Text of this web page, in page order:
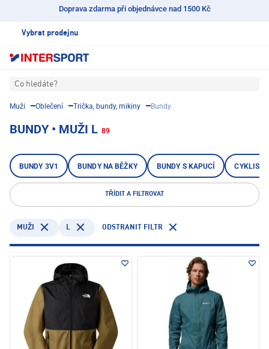
Doprava zdarma při objednávce nad 1500 Kč
Vybrat prodejnu
Co hledáte?
Muži Oblečení Trička, bundy, mikiny Bundy
BUNDY • MUŽI L 89
BUNDY 3V1 BUNDY NA BĚŽKY BUNDY S KAPUCÍ
TŘÍDIT A FILTROVAT
MUŽI L ODSTRANIT FILTR